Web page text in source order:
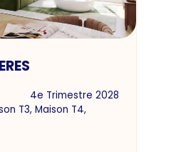
4e Trimestre 2028
T3, Maison T4,